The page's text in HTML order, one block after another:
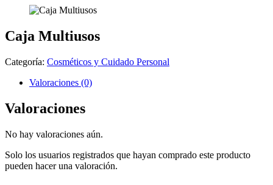
Caja Multiusos
Categoría: Cosméticos y Cuidado Personal
Valoraciones (0)
Valoraciones
No hay valoraciones aún.
Solo los usuarios registrados que hayan comprado este producto
pueden hacer una valoración.